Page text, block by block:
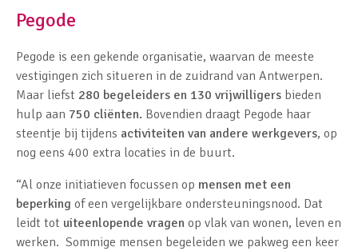
Pegode
Pegode is een gekende organisatie, waarvan de meeste
vestigingen zich situeren in de zuidrand van Antwerpen.
Maar liefst 280 begeleiders en 130 vrijwilligers bieden
hulp aan 750 cliënten. Bovendien draagt Pegode haar
steentje bij tijdens activiteiten van andere werkgevers, op
nog eens 400 extra locaties in de buurt.
“Al onze initiatieven focussen op mensen met een
beperking of een vergelijkbare ondersteuningsnood. Dat
leidt tot uiteenlopende vragen op vlak van wonen, leven en
werken. Sommige mensen begeleiden we pakweg een keer